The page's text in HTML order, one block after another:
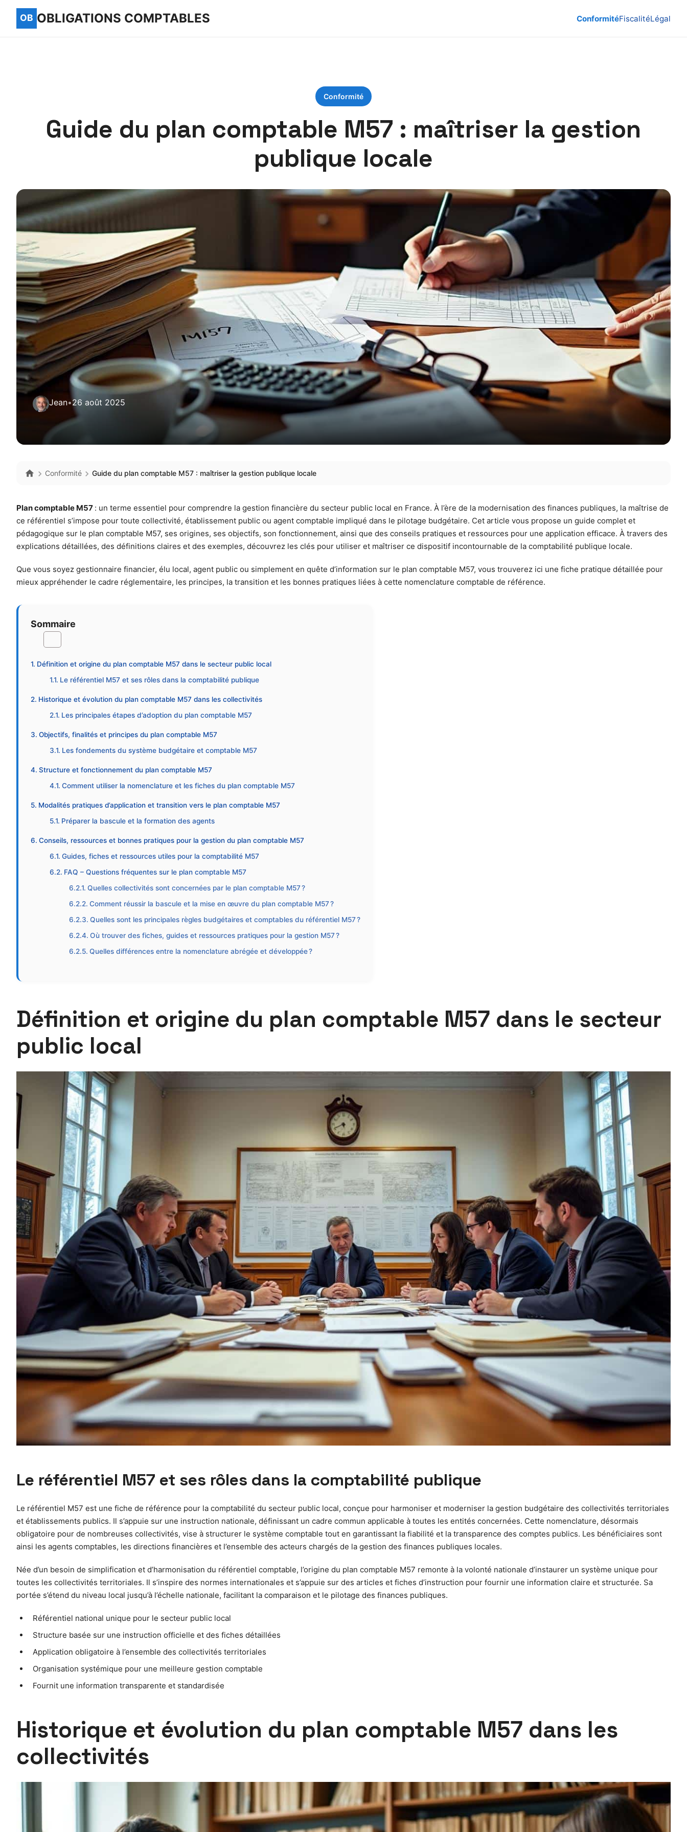
OBLIGATIONS COMPTABLES ConformitéFiscalitéLégal
Conformité
Guide du plan comptable M57 : maîtriser la gestion
publique locale
Jean•26 août 2025
Conformité Guide du plan comptable M57 : maîtriser la gestion publique locale
Plan comptable M57 : un terme essentiel pour comprendre la gestion financière du secteur public local en France. À l’ère de la modernisation des finances publiques, la maîtrise de
ce référentiel s’impose pour toute collectivité, établissement public ou agent comptable impliqué dans le pilotage budgétaire. Cet article vous propose un guide complet et
pédagogique sur le plan comptable M57, ses origines, ses objectifs, son fonctionnement, ainsi que des conseils pratiques et ressources pour une application efficace. À travers des
explications détaillées, des définitions claires et des exemples, découvrez les clés pour utiliser et maîtriser ce dispositif incontournable de la comptabilité publique locale.
Que vous soyez gestionnaire financier, élu local, agent public ou simplement en quête d’information sur le plan comptable M57, vous trouverez ici une fiche pratique détaillée pour
mieux appréhender le cadre réglementaire, les principes, la transition et les bonnes pratiques liées à cette nomenclature comptable de référence.
Sommaire
Définition et origine du plan comptable M57 dans le secteur public local
Le référentiel M57 et ses rôles dans la comptabilité publique
Historique et évolution du plan comptable M57 dans les collectivités
Les principales étapes d’adoption du plan comptable M57
Objectifs, finalités et principes du plan comptable M57
Les fondements du système budgétaire et comptable M57
Structure et fonctionnement du plan comptable M57
Comment utiliser la nomenclature et les fiches du plan comptable M57
Modalités pratiques d’application et transition vers le plan comptable M57
Préparer la bascule et la formation des agents
Conseils, ressources et bonnes pratiques pour la gestion du plan comptable M57
Guides, fiches et ressources utiles pour la comptabilité M57
FAQ – Questions fréquentes sur le plan comptable M57
Quelles collectivités sont concernées par le plan comptable M57 ?
Comment réussir la bascule et la mise en œuvre du plan comptable M57 ?
Quelles sont les principales règles budgétaires et comptables du référentiel M57 ?
Où trouver des fiches, guides et ressources pratiques pour la gestion M57 ?
Quelles différences entre la nomenclature abrégée et développée ?
Définition et origine du plan comptable M57 dans le secteur
public local
Le référentiel M57 et ses rôles dans la comptabilité publique
Le référentiel M57 est une fiche de référence pour la comptabilité du secteur public local, conçue pour harmoniser et moderniser la gestion budgétaire des collectivités territoriales
et établissements publics. Il s’appuie sur une instruction nationale, définissant un cadre commun applicable à toutes les entités concernées. Cette nomenclature, désormais
obligatoire pour de nombreuses collectivités, vise à structurer le système comptable tout en garantissant la fiabilité et la transparence des comptes publics. Les bénéficiaires sont
ainsi les agents comptables, les directions financières et l’ensemble des acteurs chargés de la gestion des finances publiques locales.
Née d’un besoin de simplification et d’harmonisation du référentiel comptable, l’origine du plan comptable M57 remonte à la volonté nationale d’instaurer un système unique pour
toutes les collectivités territoriales. Il s’inspire des normes internationales et s’appuie sur des articles et fiches d’instruction pour fournir une information claire et structurée. Sa
portée s’étend du niveau local jusqu’à l’échelle nationale, facilitant la comparaison et le pilotage des finances publiques.
Référentiel national unique pour le secteur public local
Structure basée sur une instruction officielle et des fiches détaillées
Application obligatoire à l’ensemble des collectivités territoriales
Organisation systémique pour une meilleure gestion comptable
Fournit une information transparente et standardisée
Historique et évolution du plan comptable M57 dans les
collectivités